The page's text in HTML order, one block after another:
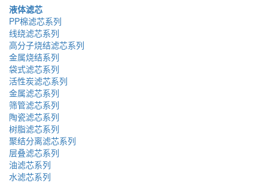
液体滤芯
PP棉滤芯系列
线绕滤芯系列
高分子烧结滤芯系列
金属烧结系列
袋式滤芯系列
活性炭滤芯系列
金属滤芯系列
筛管滤芯系列
陶瓷滤芯系列
树脂滤芯系列
聚结分离滤芯系列
层叠滤芯系列
油滤芯系列
水滤芯系列